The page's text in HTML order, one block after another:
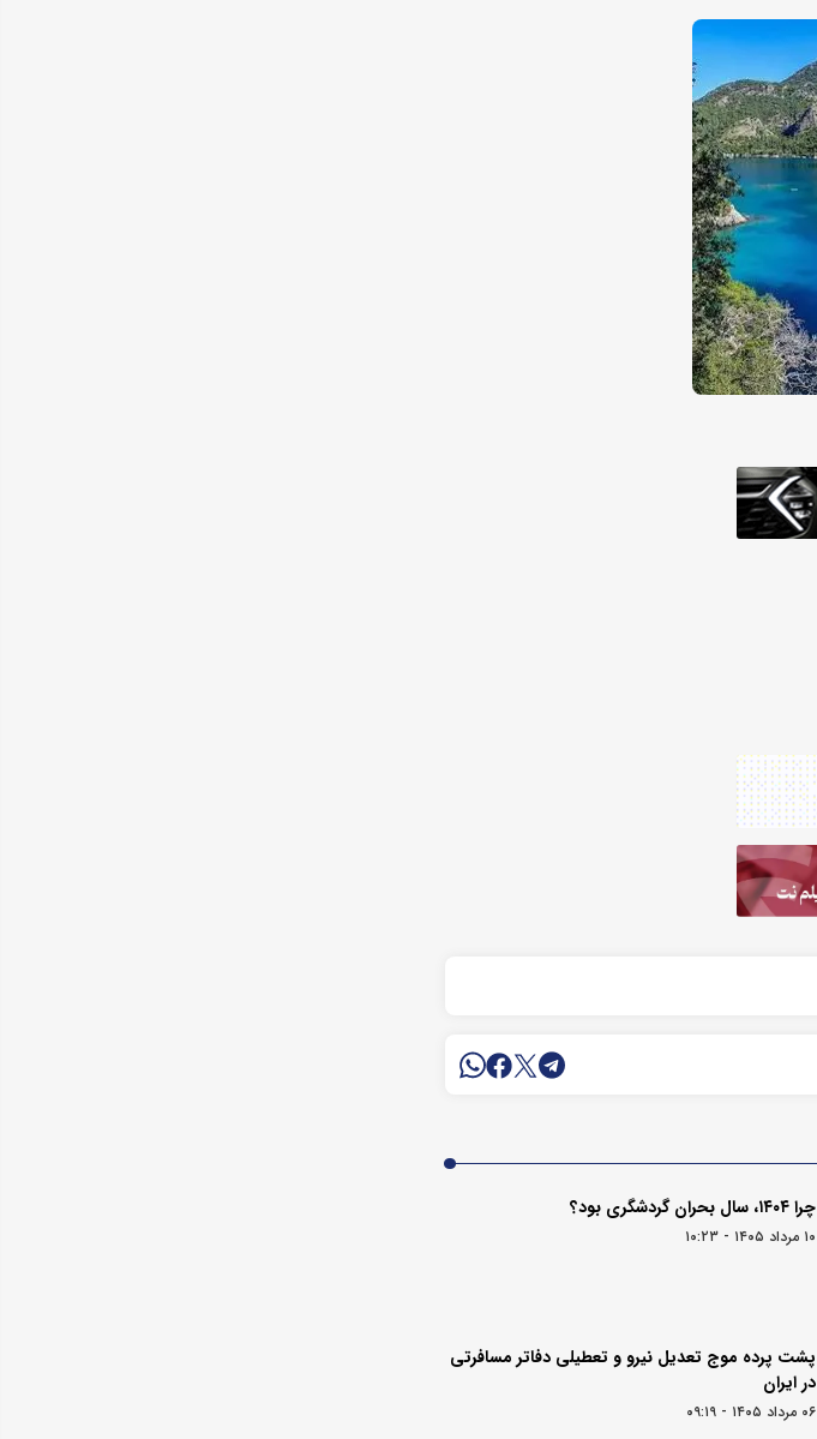
چرا ۱۴۰۴، سال بحران گردشگری بود؟
۱۰ مرداد ۱۴۰۵ - ۱۰:۲۳
پشت پرده موج تعدیل نیرو و تعطیلی دفاتر مسافرتی
در ایران
۰۶ مرداد ۱۴۰۵ - ۰۹:۱۹